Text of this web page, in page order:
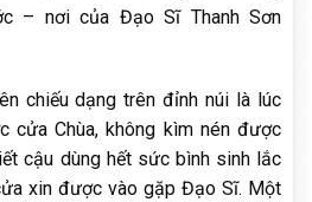
– nơi của Đạo Sĩ Thanh Sơn
chiếu dạng trên đỉnh núi là lúc
cửa Chùa, không kìm nén được
cậu dùng hết sức bình sinh lắc
xin được vào gặp Đạo Sĩ. Một